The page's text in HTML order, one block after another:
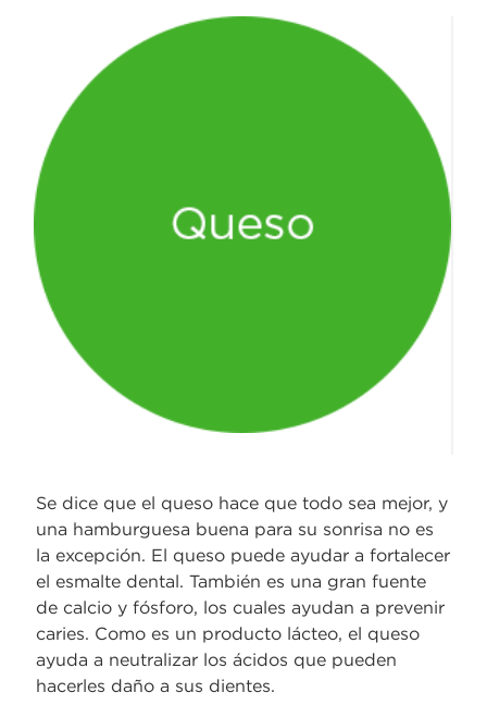
Se dice que el queso hace que todo sea mejor, y
una hamburguesa buena para su sonrisa no es
la excepción. El queso puede ayudar a fortalecer
el esmalte dental. También es una gran fuente
de calcio y fósforo, los cuales ayudan a prevenir
caries. Como es un producto lácteo, el queso
ayuda a neutralizar los ácidos que pueden
hacerles daño a sus dientes.